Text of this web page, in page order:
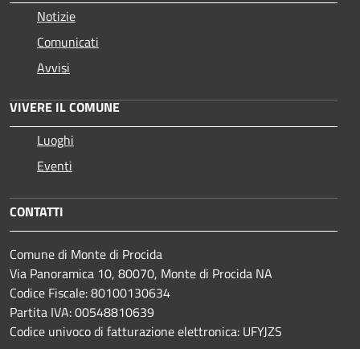
Notizie
Comunicati
Avvisi
VIVERE IL COMUNE
Luoghi
Eventi
CONTATTI
Comune di Monte di Procida
Via Panoramica 10, 80070, Monte di Procida NA
Codice Fiscale: 80100130634
Partita IVA: 00548810639
Codice univoco di fatturazione elettronica: UFYJZS